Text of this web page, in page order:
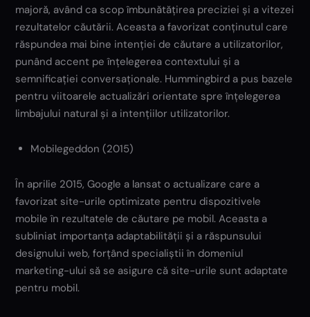
majoră, având ca scop îmbunătățirea preciziei și a vitezei
rezultatelor căutării. Aceasta a favorizat conținutul care
răspundea mai bine intenției de căutare a utilizatorilor,
punând accent pe înțelegerea contextului și a
semnificației conversaționale. Hummingbird a pus bazele
pentru viitoarele actualizări orientate spre înțelegerea
limbajului natural și a intențiilor utilizatorilor.
Mobilegeddon (2015)
În aprilie 2015, Google a lansat o actualizare care a
favorizat site-urile optimizate pentru dispozitivele
mobile în rezultatele de căutare pe mobil. Aceasta a
subliniat importanța adaptabilității și a răspunsului
designului web, forțând specialiștii în domeniul
marketing-ului să se asigure că site-urile sunt adaptate
pentru mobil.